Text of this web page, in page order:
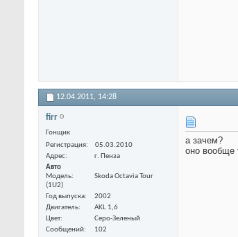
12.04.2011, 14:28
firr
Гонщик
Регистрация
05.03.2010
Адрес
г. Пенза
Авто
Модель
Skoda Octavia Tour
(1U2)
Год выпуска
2002
Двигатель
AKL 1,6
Цвет
Серо-Зеленый
Сообщений
102
а зачем?
оно вообще